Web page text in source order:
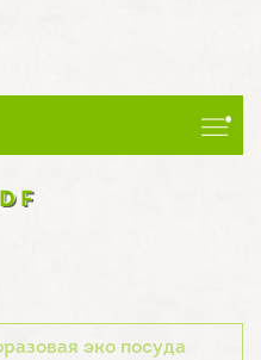
эко посуда